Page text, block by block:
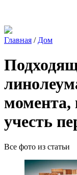
Главная / Дом
момента,
учесть
Все фото из статьи